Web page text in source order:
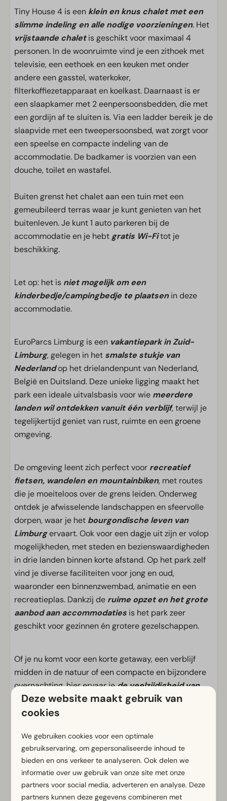
Tiny House 4 is een klein en knus chalet met een
slimme indeling en alle nodige voorzieningen. Het
vrijstaande chaletis geschikt voor maximaal 4
personen. In de woonruimte vind je een zithoek met
televisie, een eethoek en een keuken met onder
andere een gasstel, waterkoker,
filterkoffiezetapparaat en koelkast. Daarnaast is er
een slaapkamer met 2 eenpersoonsbedden, die met
een gordijn af te sluiten is. Via een ladder bereik je de
slaapvide met een tweepersoonsbed, wat zorgt voor
een speelse en compacte indeling van de
accommodatie. De badkamer is voorzien van een
douche, toilet en wastafel.
Buiten grenst het chalet aan een tuin met een
gemeubileerd terras waar je kunt genieten van het
buitenleven. Je kunt 1 auto parkeren bij de
accommodatie en je hebt gratis Wi-Fitot je
beschikking.
Let op: het is niet mogelijk om een
kinderbedje/campingbedje te plaatsenin deze
accommodatie.
EuroParcs Limburg is een vakantiepark in Zuid-
Limburg, gelegen in het smalste stukje van
Nederlandop het drielandenpunt van Nederland,
België en Duitsland. Deze unieke ligging maakt het
park een ideale uitvalsbasis voor wie meerdere
landen wil ontdekken vanuit één verblijf, terwijl je
tegelijkertijd geniet van rust, ruimte en een groene
omgeving.
De omgeving leent zich perfect voor recreatief
fietsen, wandelen en mountainbiken, met routes
die je moeiteloos over de grens leiden. Onderweg
ontdek je afwisselende landschappen en sfeervolle
dorpen, waar je het bourgondische leven van
Limburgervaart. Ook voor een dagje uit zijn er volop
mogelijkheden, met steden en bezienswaardigheden
in drie landen binnen korte afstand. Op het park zelf
vind je diverse faciliteiten voor jong en oud,
waaronder een binnenzwembad, animatie en een
recreatieplas. Dankzij de ruime opzet en het grote
aanbod aan accommodaties is het park zeer
geschikt voor gezinnen én grotere gezelschappen.
Of je nu komt voor een korte getaway, een verblijf
midden in de natuur of een compacte en bijzondere
overnachting, hier ervaar jede veelzijdigheid van
Limburg op een toegankelijke manier.
Voorzieningen
Algemeen
Rookvrij
Gratis Wifi
Parkeergelegenheid nabij vakantieverblijf
Deze website maakt gebruik van
cookies
We gebruiken cookies voor een optimale
gebruikservaring, om gepersonaliseerde inhoud te
bieden en ons verkeer te analyseren. Ook delen we
informatie over uw gebruik van onze site met onze
partners voor social media, adverteren en analyse. Deze
partners kunnen deze gegevens combineren met